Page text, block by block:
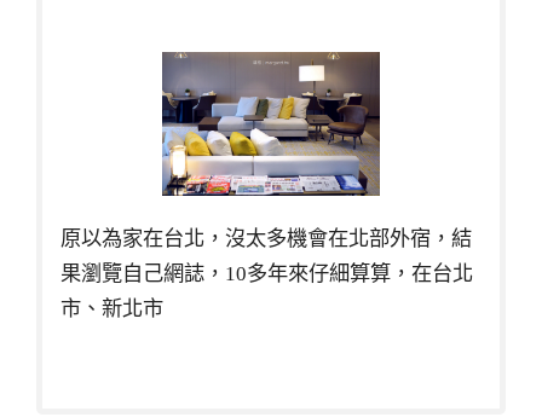
原以為家在台北，沒太多機會在北部外宿，結
果瀏覽自己網誌，10多年來仔細算算，在台北
市、新北市